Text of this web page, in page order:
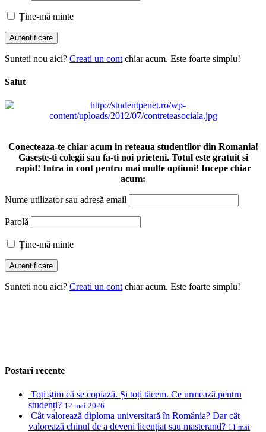
Ține-mă minte
Sunteti nou aici? Creati un cont chiar acum. Este foarte simplu!
Salut
Conecteaza-te chiar acum in reteaua studentilor din Romania!
Gaseste-ti colegii sau fa-ti noi prieteni. Totul este gratuit si
rapid! Intra in cont pentru mai multe optiuni! Incepe chiar
acum:
Nume utilizator sau adresă email
Parolă
Ține-mă minte
Sunteti nou aici? Creati un cont chiar acum. Este foarte simplu!
Postari recente
Toți știm că se copiază. Și toți tăcem. Ce urmează pentru
studenți? 12 mai 2026
Cât valorează diploma universitară în România? Dar cât
valorează chinul de a deveni licențiat sau masterand? 11 mai